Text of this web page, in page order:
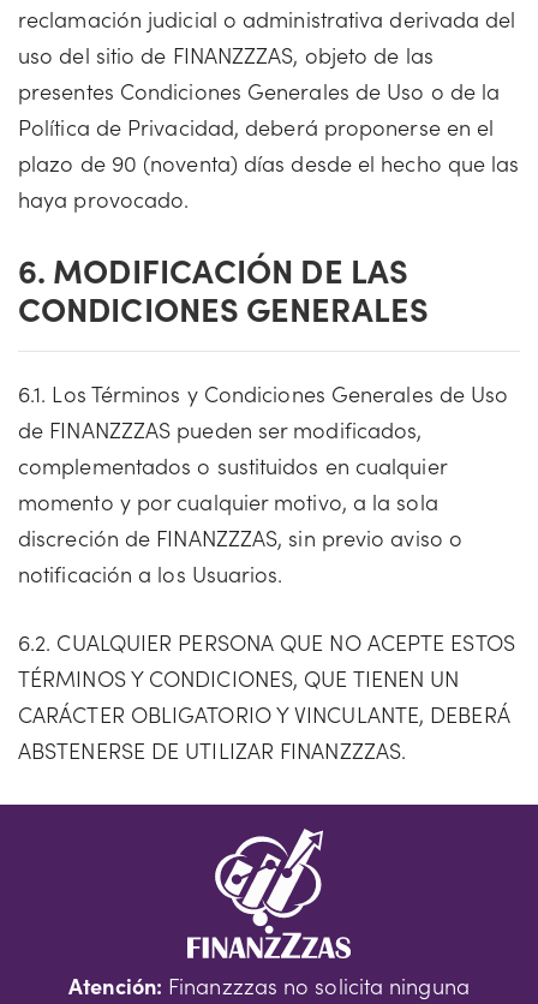
reclamación judicial o administrativa derivada del
uso del sitio de FINANZZZAS, objeto de las
presentes Condiciones Generales de Uso o de la
Política de Privacidad, deberá proponerse en el
plazo de 90 (noventa) días desde el hecho que las
haya provocado.
6. MODIFICACIÓN DE LAS
CONDICIONES GENERALES
6.1. Los Términos y Condiciones Generales de Uso
de FINANZZZAS pueden ser modificados,
complementados o sustituidos en cualquier
momento y por cualquier motivo, a la sola
discreción de FINANZZZAS, sin previo aviso o
notificación a los Usuarios.
6.2. CUALQUIER PERSONA QUE NO ACEPTE ESTOS
TÉRMINOS Y CONDICIONES, QUE TIENEN UN
CARÁCTER OBLIGATORIO Y VINCULANTE, DEBERÁ
ABSTENERSE DE UTILIZAR FINANZZZAS.
Atención: Finanzzzas no solicita ninguna